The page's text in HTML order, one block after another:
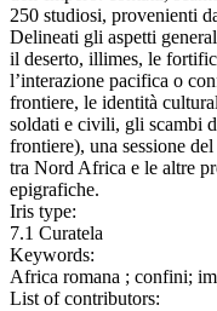
250 studiosi, provenienti
Delineati gli aspetti
il deserto, illimes, le
l’interazione pacifica o
frontiere, le identità
soldati e civili, gli scambi
frontiere), una sessione
tra Nord Africa e le altre
epigrafiche.
Iris type:
7.1 Curatela
Keywords:
Africa romana ; confini;
List of contributors: